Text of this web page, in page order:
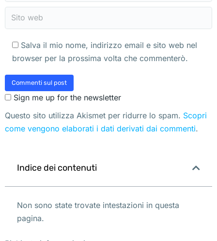
Sito web
Salva il mio nome, indirizzo email e sito web nel
browser per la prossima volta che commenterò.
Commenti sul post
Sign me up for the newsletter
Questo sito utilizza Akismet per ridurre lo spam. Scopri
come vengono elaborati i dati derivati dai commenti.
Indice dei contenuti
Non sono state trovate intestazioni in questa
pagina.